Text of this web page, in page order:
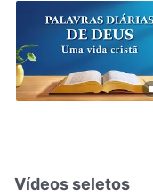
Vídeos seletos